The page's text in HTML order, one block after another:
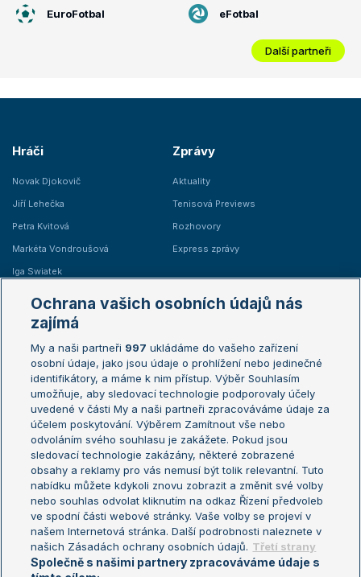
EuroFotbal eFotbal
Další partneři
Hráči
Novak Djokovič
Jiří Lehečka
Petra Kvitová
Markéta Vondroušová
Iga Swiatek
Zprávy
Aktuality
Tenisová Previews
Rozhovory
Express zprávy
Žebříčky
Žebříček ATP (muži)
Žebříček WTA (ženy)
Sázkařský žebříček
Australian Open
French Open
Wimbledon
US Open
Turnaj mistrů
Turnaj mistryň
Aktualní trendy
Fotbalové přestupy
Livesport Daily
LS Prague Open
Ochrana vašich osobních údajů nás
zajímá
My a naši partneři 997 ukládáme do vašeho zařízení
osobní údaje, jako jsou údaje o prohlížení nebo jedinečné
identifikátory, a máme k nim přístup. Výběr Souhlasím
umožňuje, aby sledovací technologie podporovaly účely
uvedené v části My a naši partneři zpracováváme údaje za
účelem poskytování. Výběrem Zamítnout vše nebo
odvoláním svého souhlasu je zakážete. Pokud jsou
sledovací technologie zakázány, některé zobrazené
obsahy a reklamy pro vás nemusí být tolik relevantní. Tuto
nabídku můžete kdykoli znovu zobrazit a změnit své volby
nebo souhlas odvolat kliknutím na odkaz Řízení předvoleb
ve spodní části webové stránky. Vaše volby se projeví v
našem Internetová stránka. Další podrobnosti naleznete v
našich Zásadách ochrany osobních údajů. Třetí strany
Společně s našimi partnery zpracováváme údaje s